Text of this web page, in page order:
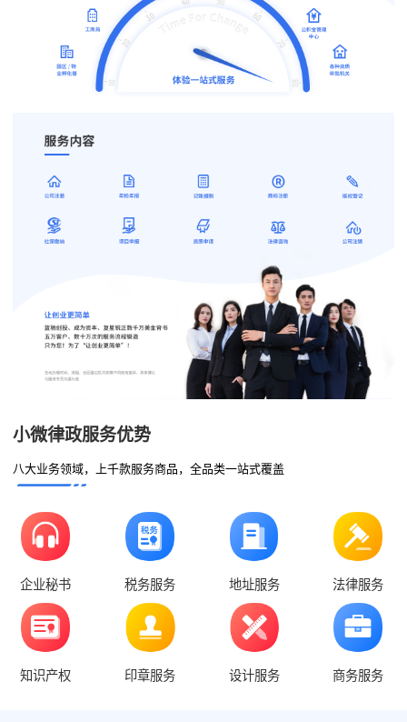
小微律政服务优势
八大业务领域，上千款服务商品，全品类一站式覆盖
企业秘书 税务服务 地址服务 法律服务
知识产权 印章服务 设计服务 商务服务